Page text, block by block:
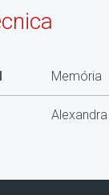
Memória